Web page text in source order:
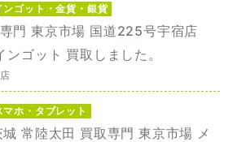
ンゴット・金貨・銀貨
門 東京市場 国道225号宇宿店
ゴット 買取しました。
マホ・タブレット
常陸太田 買取専門 東京市場 メ